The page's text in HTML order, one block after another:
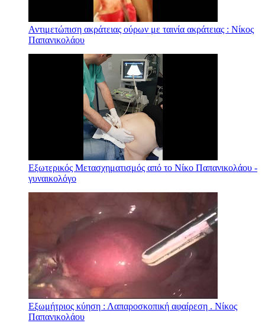
Αντιμετώπιση ακράτειας ούρων με ταινία ακράτειας : Νίκος
Παπανικολάου
Εξωτερικός Μετασχηματισμός από το Νίκο Παπανικολάου -
γυναικολόγο
Εξωμήτριος κύηση : Λαπαροσκοπική αφαίρεση . Νίκος
Παπανικολάου